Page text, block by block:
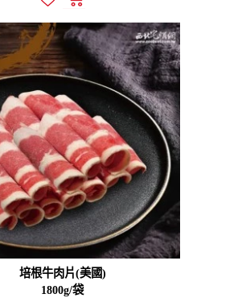
培根牛肉片(美國)
1800g/袋